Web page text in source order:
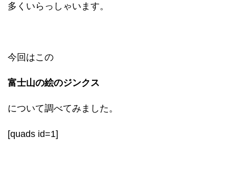
多くいらっしゃいます。
今回はこの
富士山の絵のジンクス
について調べてみました。
[quads id=1]